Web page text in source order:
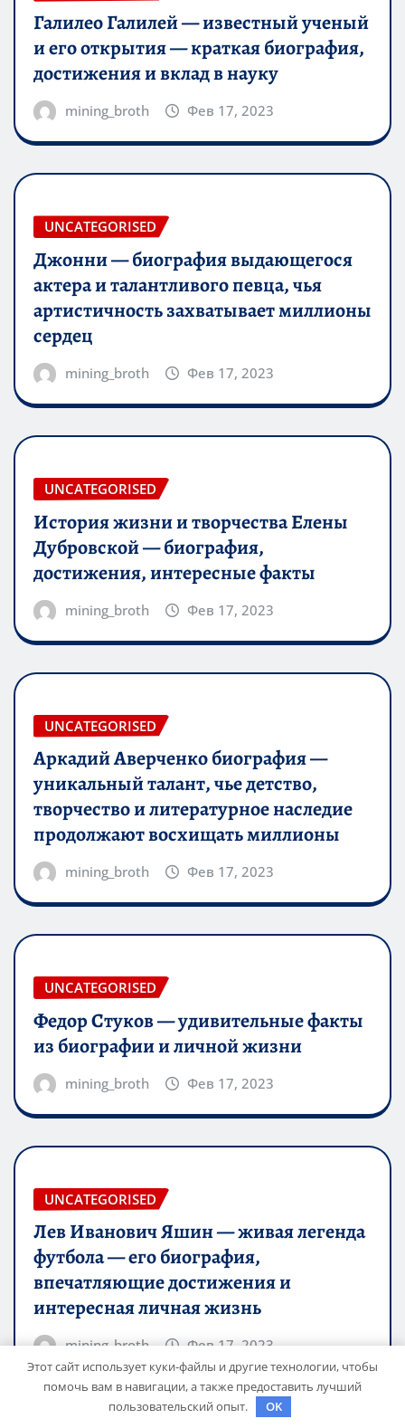
Галилео Галилей — известный ученый
и его открытия — краткая биография,
достижения и вклад в науку
mining_broth Фев 17, 2023
UNCATEGORISED
Джонни — биография выдающегося
актера и талантливого певца, чья
артистичность захватывает миллионы
сердец
mining_broth Фев 17, 2023
UNCATEGORISED
История жизни и творчества Елены
Дубровской — биография,
достижения, интересные факты
mining_broth Фев 17, 2023
UNCATEGORISED
Аркадий Аверченко биография —
уникальный талант, чье детство,
творчество и литературное наследие
продолжают восхищать миллионы
mining_broth Фев 17, 2023
UNCATEGORISED
Федор Стуков — удивительные факты
из биографии и личной жизни
mining_broth Фев 17, 2023
UNCATEGORISED
Лев Иванович Яшин — живая легенда
футбола — его биография,
впечатляющие достижения и
интересная личная жизнь
mining_broth Фев 17, 2023
Этот сайт использует куки-файлы и другие технологии, чтобы
помочь вам в навигации, а также предоставить лучший
пользовательский опыт.
OK